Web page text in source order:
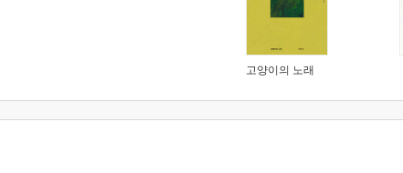
고양이의 노래